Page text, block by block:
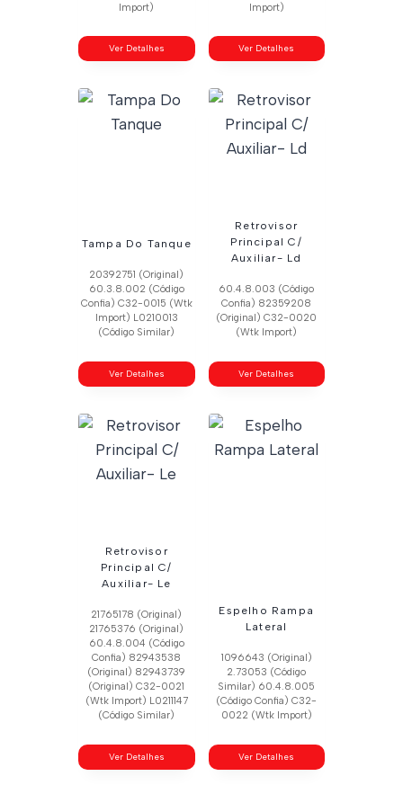
Import)
Ver Detalhes
Import)
Ver Detalhes
Tampa Do Tanque
20392751 (Original)
60.3.8.002 (Código
Confia) C32-0015 (Wtk
Import) L0210013
(Código Similar)
Ver Detalhes
Retrovisor
Principal C/
Auxiliar- Ld
60.4.8.003 (Código
Confia) 82359208
(Original) C32-0020
(Wtk Import)
Ver Detalhes
Retrovisor
Principal C/
Auxiliar- Le
21765178 (Original)
21765376 (Original)
60.4.8.004 (Código
Confia) 82943538
(Original) 82943739
(Original) C32-0021
(Wtk Import) L0211147
(Código Similar)
Ver Detalhes
Espelho Rampa
Lateral
1096643 (Original)
2.73053 (Código
Similar) 60.4.8.005
(Código Confia) C32-
0022 (Wtk Import)
Ver Detalhes